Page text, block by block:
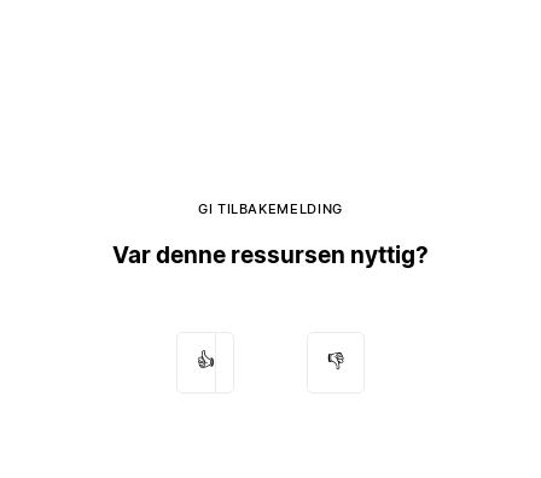
GI TILBAKEMELDING
Var denne ressursen nyttig?
👍 👎